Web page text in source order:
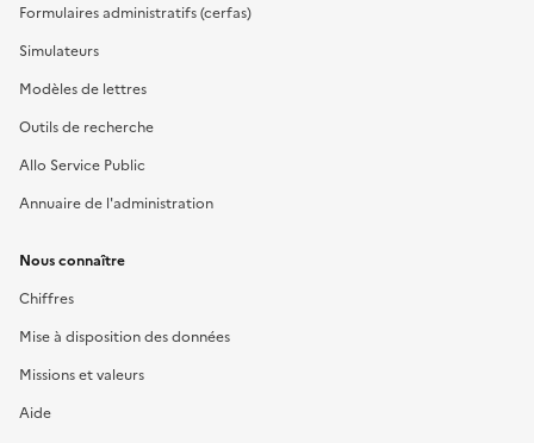
Formulaires administratifs (cerfas)
Simulateurs
Modèles de lettres
Outils de recherche
Allo Service Public
Annuaire de l'administration
Nous connaître
Chiffres
Mise à disposition des données
Missions et valeurs
Aide